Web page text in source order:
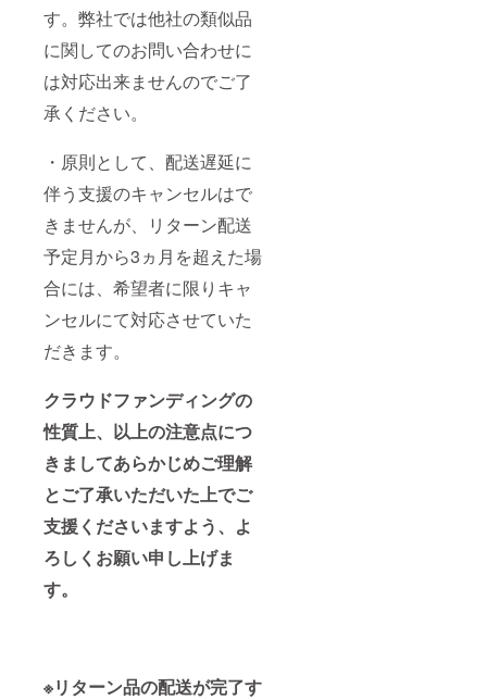
す。弊社では他社の類似品
に関してのお問い合わせに
は対応出来ませんのでご了
承ください。
・原則として、配送遅延に
伴う支援のキャンセルはで
きませんが、リターン配送
予定月から3ヵ月を超えた場
合には、希望者に限りキャ
ンセルにて対応させていた
だきます。
クラウドファンディングの
性質上、以上の注意点につ
きましてあらかじめご理解
とご了承いただいた上でご
支援くださいますよう、よ
ろしくお願い申し上げま
す。
※リターン品の配送が完了す